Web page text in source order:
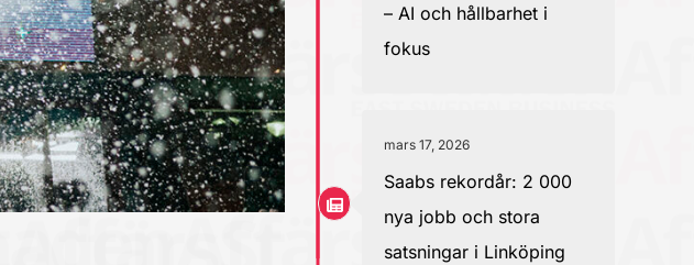
– AI och hållbarhet i
fokus
mars 17, 2026
Saabs rekordår: 2 000
nya jobb och stora
satsningar i Linköping